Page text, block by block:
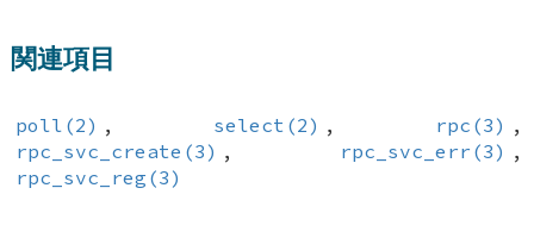
関連項目
poll(2) , select(2) , rpc(3) ,
rpc_svc_create(3) , rpc_svc_err(3) ,
rpc_svc_reg(3)